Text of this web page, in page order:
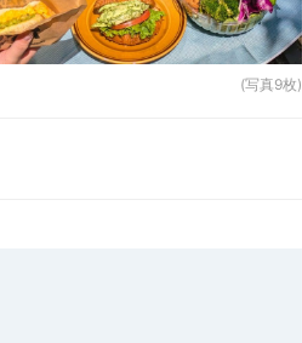
(写真9枚)